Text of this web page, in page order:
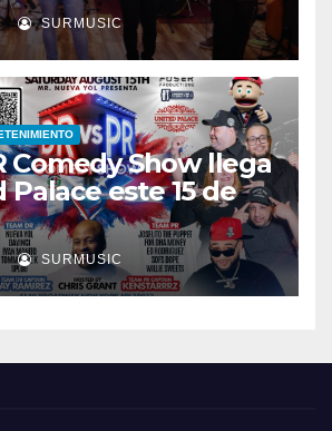
SURMUSIC
Comedy Show llega
Palace este 15 de
SURMUSIC